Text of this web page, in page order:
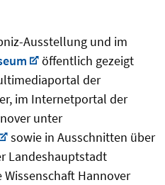
Ausstellung und im
öffentlich gezeigt
der
im Internetportal der
unter
sowie in Ausschnitten über
Landeshauptstadt
Hannover